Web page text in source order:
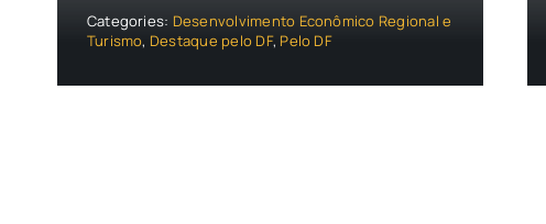
Categories: Desenvolvimento Econômico Regional e
Turismo, Destaque pelo DF, Pelo DF